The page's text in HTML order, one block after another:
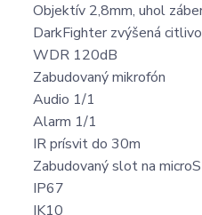
Objektív 2,8mm, uhol
DarkFighter zvýšená
WDR 120dB
Zabudovaný mikrofón
Audio 1/1
Alarm 1/1
IR prísvit do 30m
Zabudovaný slot na
IP67
IK10